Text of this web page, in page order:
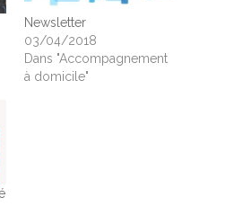
Newsletter
03/04/2018
Dans "Accompagnement
à domicile"